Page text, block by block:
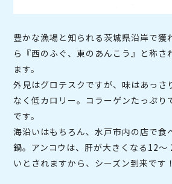
豊かな漁場と知られる茨城県沿岸で獲
ら『西のふぐ、東のあんこう』と称さ
ます。
外見はグロテスクですが、味はあっさ
なく低カロリー。コラーゲンたっぷり
です。
海沿いはもちろん、水戸市内の店で食
鍋。アンコウは、肝が大きくなる12～
いとされますから、シーズン到来です！